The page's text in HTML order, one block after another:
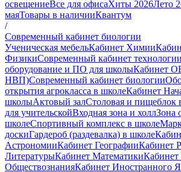
освещениеВсе для офисаХиты 2026Лето
маяТовары в наличииКвантум
/
Современный кабинет биологии
Ученическая мебельКабинет Химии
ФизикиСовременный кабинет технологии
оборудование и ПО для школыКабинет
НВП)Современный кабинет биологии
открытия агрокласса в школеКабинет
школыАктовый залСтоловая и пищеблок
для учительскойВходная зона и холлЗона
школеСпортивный комплекс в школе
доскиГардероб (раздевалка) в школе
АстрономииКабинет ГеографииКабинет
ЛитературыКабинет Математики
ОбществознанияКабинет Иностранного